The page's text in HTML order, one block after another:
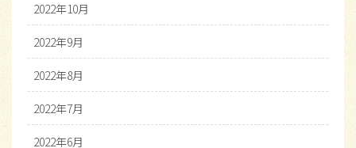
2022年10月
2022年9月
2022年8月
2022年7月
2022年6月